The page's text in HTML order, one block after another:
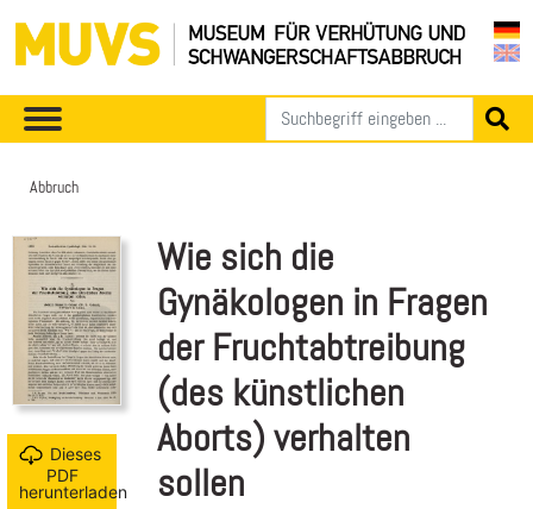
Abbruch
Dieses
PDF
herunterladen
Wie sich die
Gynäkologen in Fragen
der Fruchtabtreibung
(des künstlichen
Aborts) verhalten
sollen